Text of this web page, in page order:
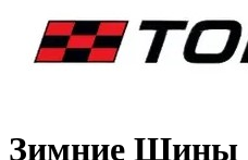
Зимние Шины